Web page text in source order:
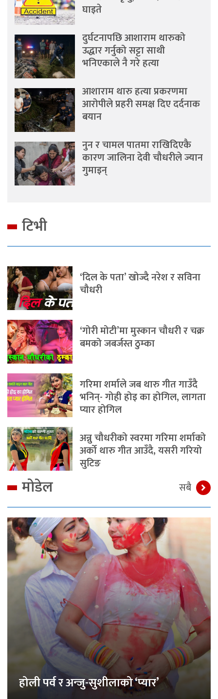
घाइते
दुर्घटनापछि आशाराम थारुको
उद्धार गर्नुको सट्टा साथी
भनिएकाले नै गरे हत्या
आशाराम थारु हत्या प्रकरणमा
आरोपीले प्रहरी समक्ष दिए दर्दनाक
बयान
नुन र चामल पातमा राखिदिएकै
कारण जालिना देवी चौधरीले ज्यान
गुमाइन्
टिभी
‘दिल के पता’ खोज्दै नरेश र सविना
चौधरी
‘गोरी मोटी’मा मुस्कान चौधरी र चक्र
बमको जबर्जस्त ठुम्का
गरिमा शर्माले जब थारु गीत गाउँदै
भनिन्- गोही होइ का होगिल, लागता
प्यार होगिल
अन्नु चौधरीको स्वरमा गरिमा शर्माको
अर्को थारु गीत आउँदै, यसरी गरियो
सुटिङ
मोडेल सबै
होली पर्व र अन्जु-सुशीलाको ‘प्यार’